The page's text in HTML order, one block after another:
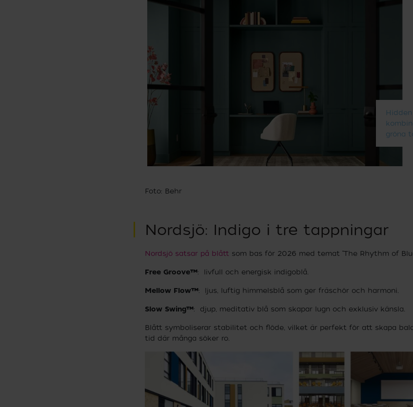
gröna
Foto: Behr
Nordsjö: Indigo i tre tappningar
Nordsjö satsar på blått som bas för 2026 med temat “The Rhythm of
Free Groove™: livfull och energisk indigoblå.
Mellow Flow™: ljus, luftig himmelsblå som ger fräschör och harmoni.
Slow Swing™: djup, meditativ blå som skapar lugn och exklusiv känsla.
Blått symboliserar stabilitet och flöde, vilket är perfekt för att skapa
tid där många söker ro.